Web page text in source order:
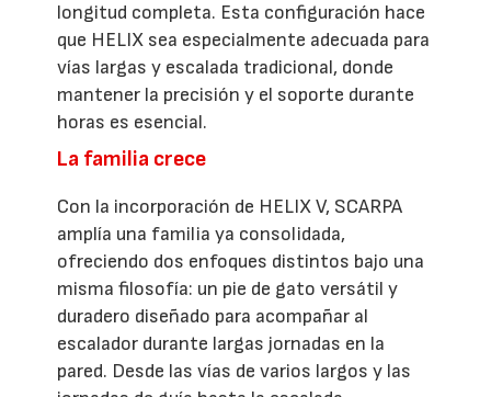
longitud completa. Esta configuración hace
que HELIX sea especialmente adecuada para
vías largas y escalada tradicional, donde
mantener la precisión y el soporte durante
horas es esencial.
La familia crece
Con la incorporación de HELIX V, SCARPA
amplía una familia ya consolidada,
ofreciendo dos enfoques distintos bajo una
misma filosofía: un pie de gato versátil y
duradero diseñado para acompañar al
escalador durante largas jornadas en la
pared. Desde las vías de varios largos y las